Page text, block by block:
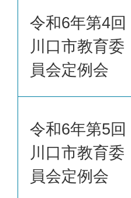
令和6年第4回
川口市教育委
員会定例会
令和6年第5回
川口市教育委
員会定例会